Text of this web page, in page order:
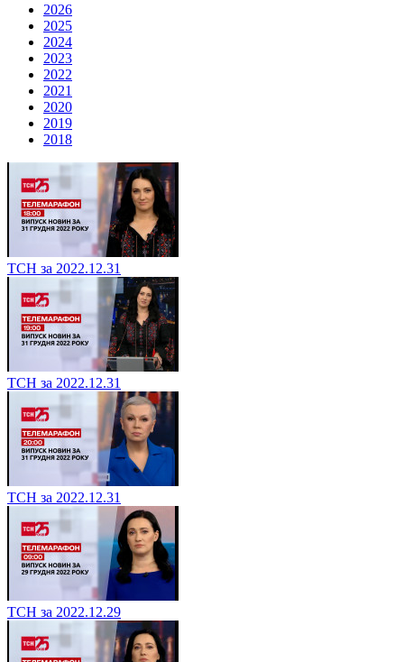
2026
2025
2024
2023
2022
2021
2020
2019
2018
ТСН за 2022.12.31
ТСН за 2022.12.31
ТСН за 2022.12.31
ТСН за 2022.12.29